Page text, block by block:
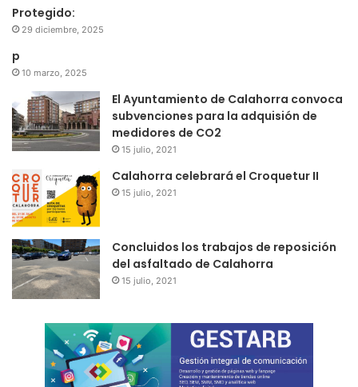
Protegido:
29 diciembre, 2025
p
10 marzo, 2025
El Ayuntamiento de Calahorra convoca
subvenciones para la adquisión de
medidores de CO2
15 julio, 2021
Calahorra celebrará el Croquetur II
15 julio, 2021
Concluidos los trabajos de reposición
del asfaltado de Calahorra
15 julio, 2021